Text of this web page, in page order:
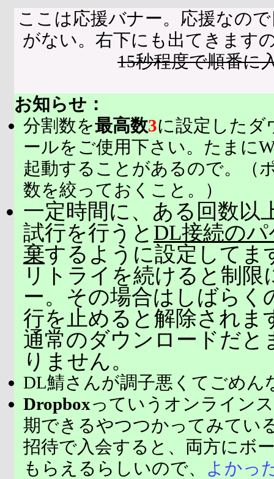
ここは応援バナー。応援なの
がない。右下にも出てきます
15秒程度で順番に
お知らせ：
分割数を最高数3に設定したダ
ールをご使用下さい。たまに
起動することがあるので。（
数を絞っておくこと。）
一定時間に、ある回数以
試行を行うと DL接続の
棄するように設定してま
リトライを続けると制限
ー。その場合はしばらく
行を止めると解除されま
通常のダウンロードだと
りません。
DL鯖さんが調子悪くてごめん
Dropboxっていうオンライン
期できるやつつかってみてい
招待で入会すると、両方にボ
もらえるらしいので、
よかっ